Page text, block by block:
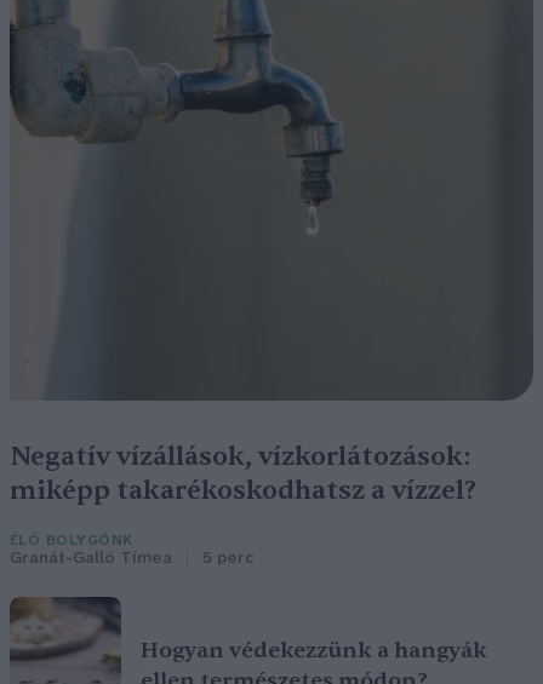
Negatív vízállások, vízkorlátozások:
miképp takarékoskodhatsz a vízzel?
ÉLŐ BOLYGÓNK
Granát-Galló Tímea 5 perc
Hogyan védekezzünk a hangyák